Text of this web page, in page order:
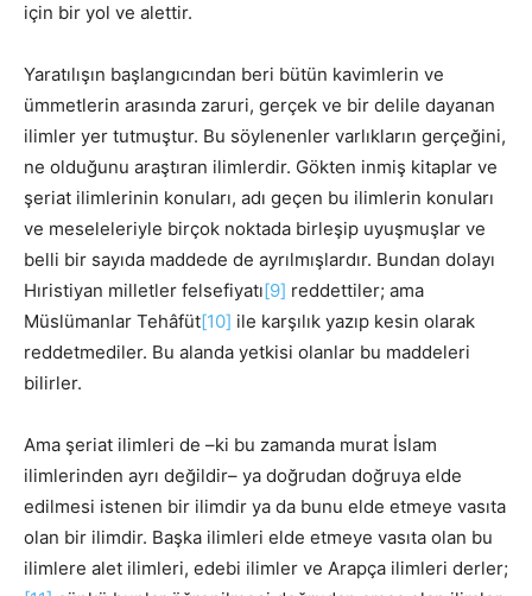
için bir yol ve alettir.
Yaratılışın başlangıcından beri bütün kavimlerin ve
ümmetlerin arasında zaruri, gerçek ve bir delile dayanan
ilimler yer tutmuştur. Bu söylenenler varlıkların gerçeğini,
ne olduğunu araştıran ilimlerdir. Gökten inmiş kitaplar ve
şeriat ilimlerinin konuları, adı geçen bu ilimlerin konuları
ve meseleleriyle birçok noktada birleşip uyuşmuşlar ve
belli bir sayıda maddede de ayrılmışlardır. Bundan dolayı
Hıristiyan milletler felsefiyatı[9] reddettiler; ama
Müslümanlar Tehâfüt[10] ile karşılık yazıp kesin olarak
reddetmediler. Bu alanda yetkisi olanlar bu maddeleri
bilirler.
Ama şeriat ilimleri de –ki bu zamanda murat İslam
ilimlerinden ayrı değildir– ya doğrudan doğruya elde
edilmesi istenen bir ilimdir ya da bunu elde etmeye vasıta
olan bir ilimdir. Başka ilimleri elde etmeye vasıta olan bu
ilimlere alet ilimleri, edebi ilimler ve Arapça ilimleri derler;